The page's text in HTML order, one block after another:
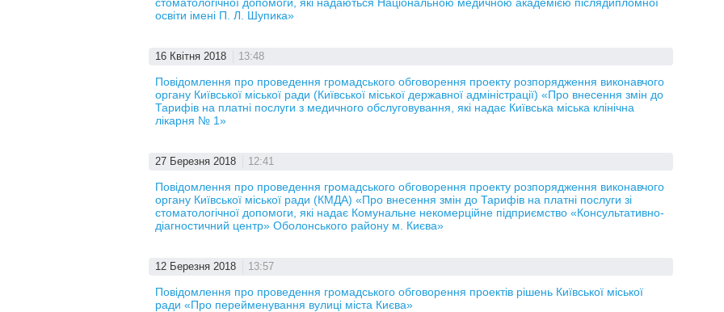
освіти імені П. Л. Шупика»
16 Квітня 2018 13:48
Повідомлення про проведення громадського обговорення проекту розпорядження виконавчого
органу Київської міської ради (Київської міської державної адміністрації) «Про внесення змін до
Тарифів на платні послуги з медичного обслуговування, які надає Київська міська клінічна
лікарня № 1»
27 Березня 2018 12:41
Повідомлення про проведення громадського обговорення проекту розпорядження виконавчого
органу Київської міської ради (КМДА) «Про внесення змін до Тарифів на платні послуги зі
стоматологічної допомоги, які надає Комунальне некомерційне підприємство «Консультативно-
діагностичний центр» Оболонського району м. Києва»
12 Березня 2018 13:57
Повідомлення про проведення громадського обговорення проектів рішень Київської міської
ради «Про перейменування вулиці міста Києва»